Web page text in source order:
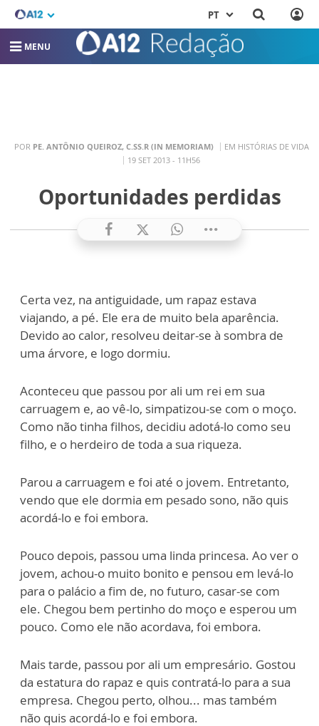
PT
MENU
POR PE. ANTÔNIO QUEIROZ, C.SS.R (IN MEMORIAM)
EM HISTÓRIAS DE VIDA
19 SET 2013 - 11H56
Oportunidades perdidas
Certa vez, na antiguidade, um rapaz estava
viajando, a pé. Ele era de muito bela aparência.
Devido ao calor, resolveu deitar-se à sombra de
uma árvore, e logo dormiu.
Aconteceu que passou por ali um rei em sua
carruagem e, ao vê-lo, simpatizou-se com o moço.
Como não tinha filhos, decidiu adotá-lo como seu
filho, e o herdeiro de toda a sua riqueza.
Parou a carruagem e foi até o jovem. Entretanto,
vendo que ele dormia em pesado sono, não quis
acordá-lo e foi embora.
Pouco depois, passou uma linda princesa. Ao ver o
jovem, achou-o muito bonito e pensou em levá-lo
para o palácio a fim de, no futuro, casar-se com
ele. Chegou bem pertinho do moço e esperou um
pouco. Como ele não acordava, foi embora.
Mais tarde, passou por ali um empresário. Gostou
da estatura do rapaz e quis contratá-lo para a sua
empresa. Chegou perto, olhou... mas também
não quis acordá-lo e foi embora.